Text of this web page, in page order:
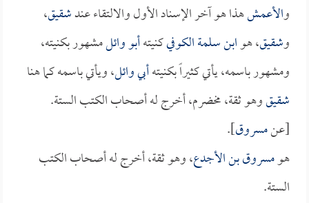
والأعمشهذا هو آخر الإسناد الأول والالتقاء عندشقيق،
وشقيق، هوابن سلمة الكوفيكنيتهأبو وائلمشهور بكنيته،
ومشهور باسمه، يأتي كثيراً بكنيتهأبي وائل، ويأتي باسمه كما هنا
شقيقوهو ثقة، مخضرم، أخرج له أصحاب الكتب الستة.
[عنمسروق].
هومسروق بن الأجدع، وهو ثقة، أخرج له أصحاب الكتب
الستة.